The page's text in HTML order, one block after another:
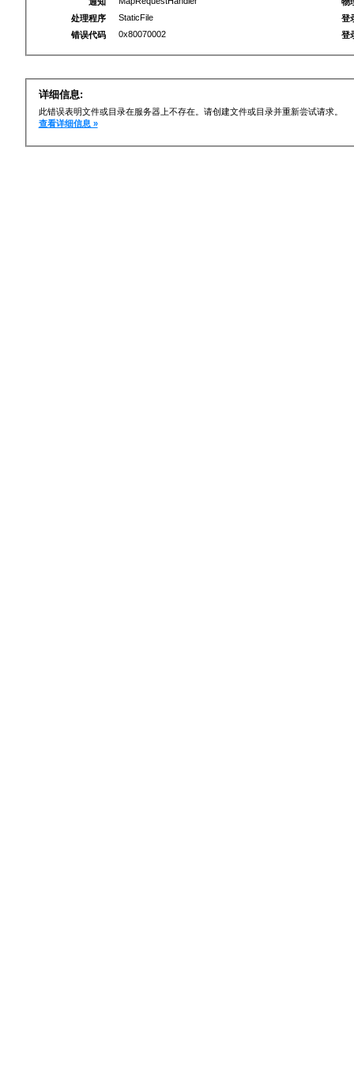
处理程序
StaticFile
错误代码
0x80070002
登
登
详细信息:
此错误表明文件或目录在服务器上不存在。请创建文件或目录并重新尝试请求。
查看详细信息 »